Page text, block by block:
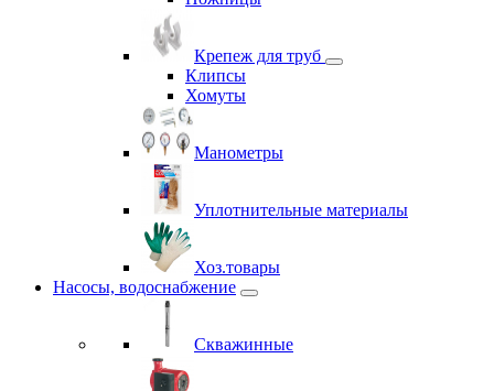
Крепеж для труб
Клипсы
Хомуты
Манометры
Уплотнительные материалы
Хоз.товары
Насосы, водоснабжение
Скважинные